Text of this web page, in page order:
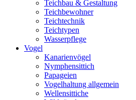
Teichbau & Gestaltung
Teichbewohner
Teichtechnik
Teichtypen
Wasserpflege
Vogel
Kanarienvögel
Nymphensittich
Papageien
Vogelhaltung allgemein
Wellensittiche